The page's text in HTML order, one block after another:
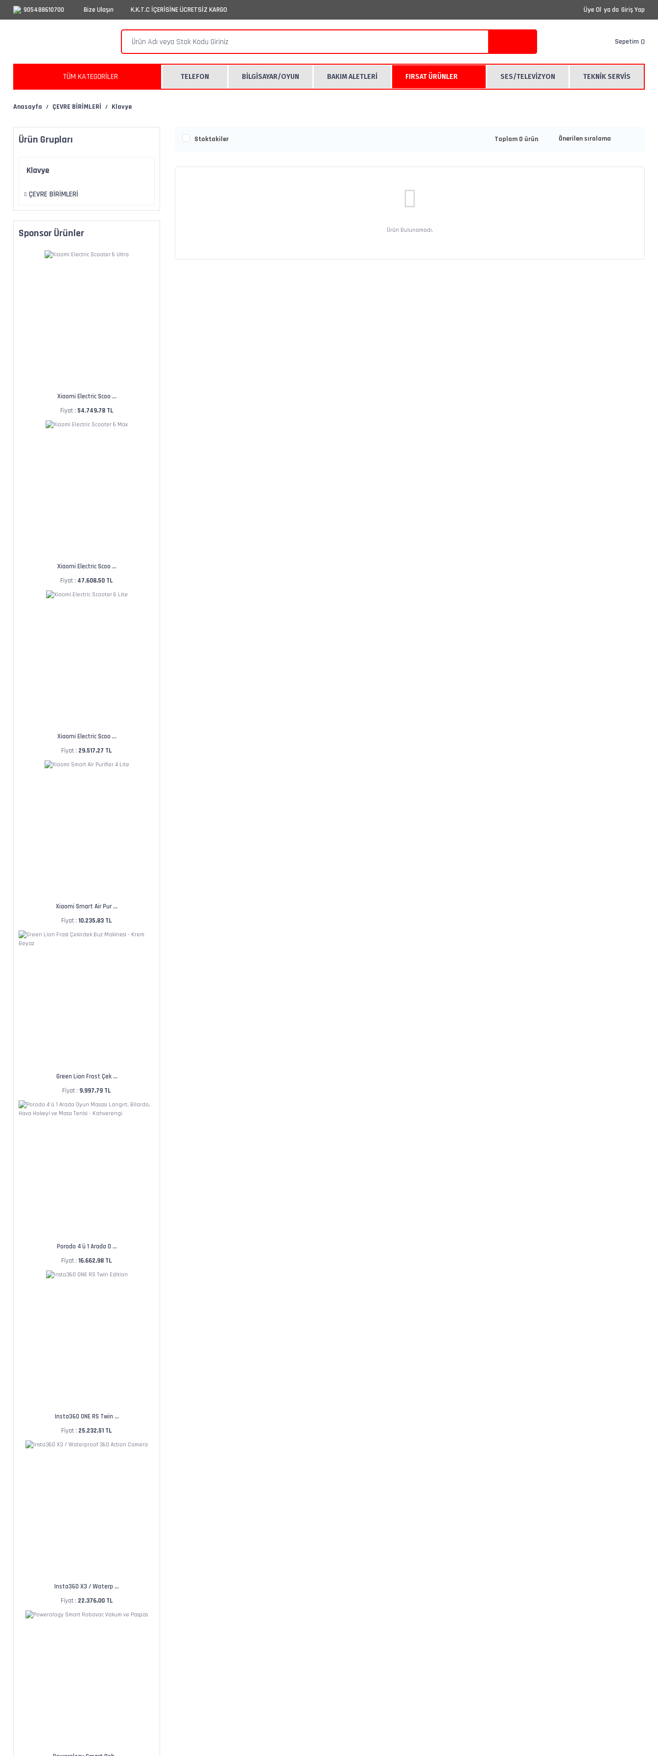
905488610700 Bize Ulaşın K.K.T.C İÇERİSİNE ÜCRETSİZ KARGO Üye Ol ya da Giriş Yap
Sepetim
TÜM KATEGORİLER TELEFON BİLGİSAYAR/OYUN BAKIM ALETLERİ FIRSAT ÜRÜNLER SES/TELEVİZYON TEKNİK SERVİS
Anasayfa ÇEVRE BİRİMLERİ Klavye
Ürün Grupları
Klavye
ÇEVRE BİRİMLERİ
Sponsor Ürünler
Xiaomi Electric Scoo ...
Fiyat : 54.749,78 TL
Xiaomi Electric Scoo ...
Fiyat : 47.608,50 TL
Xiaomi Electric Scoo ...
Fiyat : 29.517,27 TL
Xiaomi Smart Air Pur ...
Fiyat : 10.235,83 TL
Green Lion Frost Çek ...
Fiyat : 9.997,79 TL
Porodo 4'ü 1 Arada O ...
Fiyat : 16.662,98 TL
Insta360 ONE RS Twin ...
Fiyat : 25.232,51 TL
Insta360 X3 / Waterp ...
Fiyat : 22.376,00 TL
Stoktakiler Toplam 0 ürün
Ürün Bulunamadı.